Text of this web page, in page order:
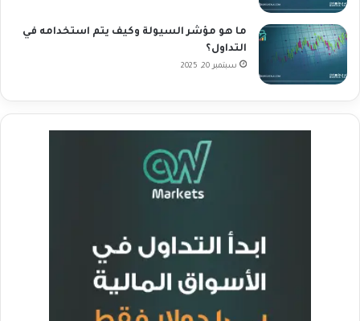
ما هو مؤشر السيولة وكيف يتم استخدامه في
التداول؟
سبتمبر 20, 2025